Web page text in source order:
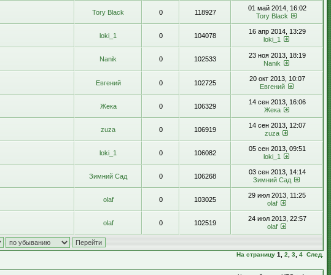
Tory Black 0 118927
01 май 2014, 16:02
Tory Black
loki_1 0 104078
16 апр 2014, 13:29
loki_1
Nanik 0 102533
23 ноя 2013, 18:19
Nanik
Евгений 0 102725
20 окт 2013, 10:07
Евгений
Жека 0 106329
14 сен 2013, 16:06
Жека
zuza 0 106919
14 сен 2013, 12:07
zuza
loki_1 0 106082
05 сен 2013, 09:51
loki_1
Зимний Сад 0 106268
03 сен 2013, 14:14
Зимний Сад
olaf 0 103025
29 июл 2013, 11:25
olaf
olaf 0 102519
24 июл 2013, 22:57
olaf
На страницу 1 2 3 4 След.